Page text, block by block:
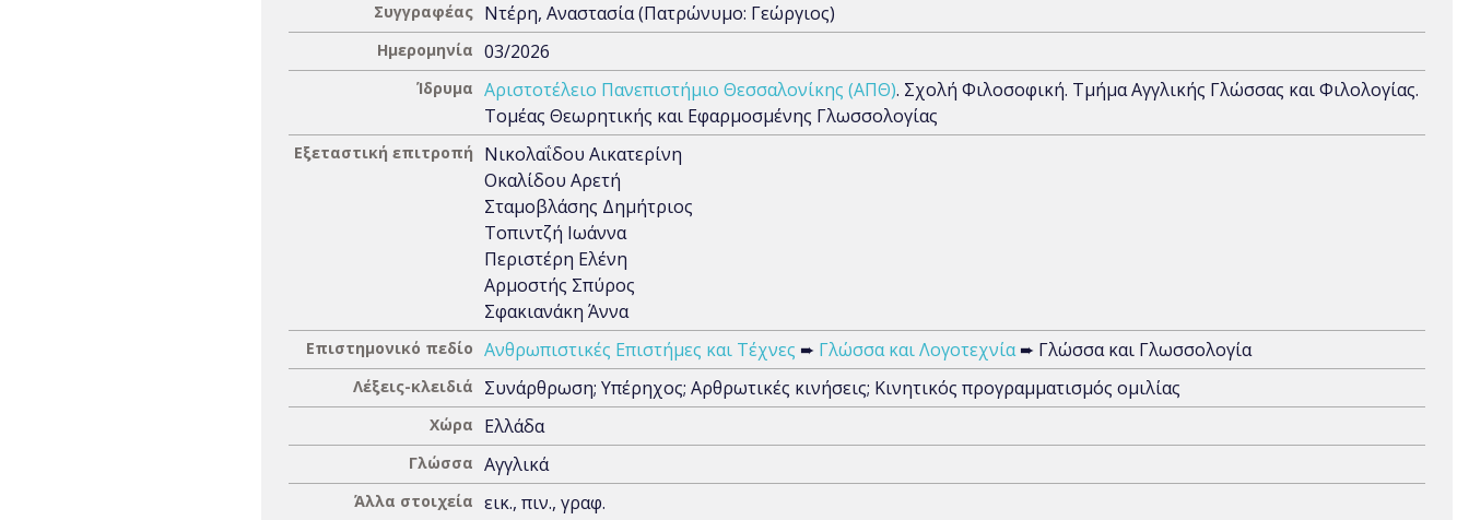
Συγγραφέας Ντέρη, Αναστασία (Πατρώνυμο: Γεώργιος)
Ημερομηνία 03/2026
Ίδρυμα Αριστοτέλειο Πανεπιστήμιο Θεσσαλονίκης (ΑΠΘ). Σχολή Φιλοσοφική. Τμήμα Αγγλικής Γλώσσας και Φιλολογίας.
Τομέας Θεωρητικής και Εφαρμοσμένης Γλωσσολογίας
Εξεταστική επιτροπή
Νικολαΐδου Αικατερίνη
Οκαλίδου Αρετή
Σταμοβλάσης Δημήτριος
Τοπιντζή Ιωάννα
Περιστέρη Ελένη
Αρμοστής Σπύρος
Σφακιανάκη Άννα
Επιστημονικό πεδίο Ανθρωπιστικές Επιστήμες και Τέχνες ➨ Γλώσσα και Λογοτεχνία➨ Γλώσσα και Γλωσσολογία
Λέξεις-κλειδιά Συνάρθρωση; Υπέρηχος; Αρθρωτικές κινήσεις; Κινητικός προγραμματισμός ομιλίας
Χώρα Ελλάδα
Γλώσσα Αγγλικά
Άλλα στοιχεία εικ., πιν., γραφ.